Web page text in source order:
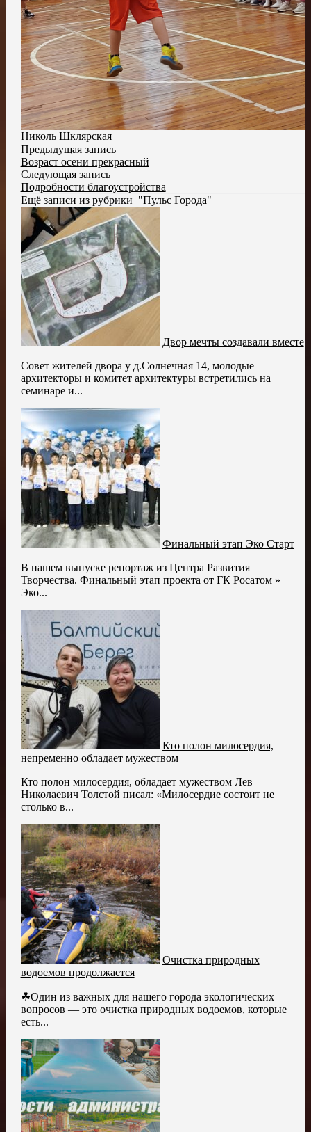
Николь Шклярская
Предыдущая запись
Возраст осени прекрасный
Следующая запись
Подробности благоустройства
Ещё записи из рубрики "Пульс Города"
Двор мечты создавали вместе
Совет жителей двора у д.Солнечная 14, молодые
архитекторы и комитет архитектуры встретились на
семинаре и...
Финальный этап Эко Старт
В нашем выпуске репортаж из Центра Развития
Творчества. Финальный этап проекта от ГК Росатом »
Эко...
Кто полон милосердия,
непременно обладает мужеством
Кто полон милосердия, обладает мужеством Лев
Николаевич Толстой писал: «Милосердие состоит не
столько в...
Очистка природных
водоемов продолжается
☘Один из важных для нашего города экологических
вопросов — это очистка природных водоемов, которые
есть...